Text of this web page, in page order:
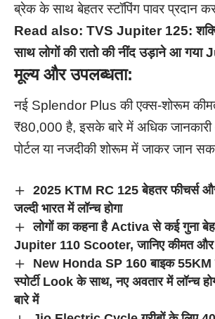
ब्रेक के साथ बेहतर स्टॉपिंग पावर प्रदान
Read also: TVS Jupiter 125:
साथ लोगों की रातो की नींद उड़ाने आ
मूल्य और उपलब्धता:
नई Splendor Plus की एक्स-शोरूम
₹80,000 है, इसके बारे में अधिक
पोर्टल या नजदीकी शोरूम में जाकर जान
2025 KTM RC 125 बेहतर फीचर्स
जल्दी भारत में लॉन्च होगा
लोगों का कहना है Activa से कई गुना
Jupiter 110 Scooter, जानिए कीमत और
New Honda SP 160 बाइक 55KM
स्पोर्टी Look के साथ, नए अवतार में लॉन्च
बारे में